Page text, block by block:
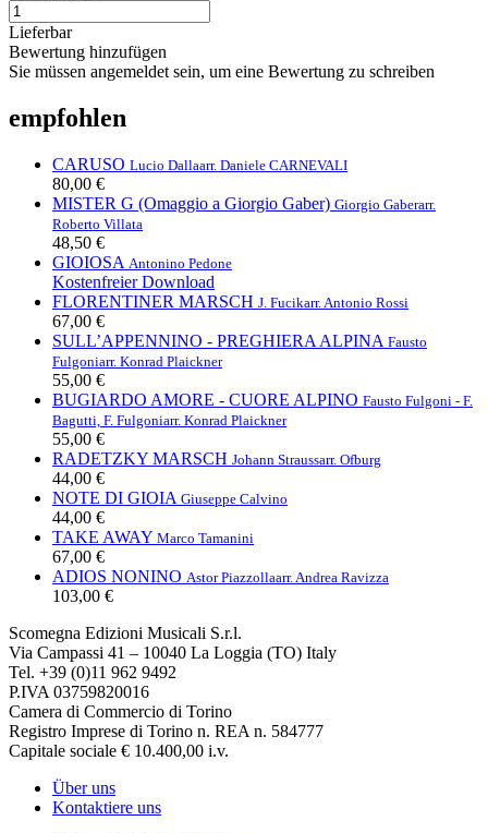
Lieferbar
Bewertung hinzufügen
Sie müssen angemeldet sein, um eine Bewertung zu schreiben
empfohlen
CARUSO Lucio Dallaarr. Daniele CARNEVALI
80,00 €
MISTER G (Omaggio a Giorgio Gaber) Giorgio Gaberarr.
Roberto Villata
48,50 €
GIOIOSA Antonino Pedone
Kostenfreier Download
FLORENTINER MARSCH J. Fucikarr. Antonio Rossi
67,00 €
SULL’APPENNINO - PREGHIERA ALPINA Fausto
Fulgoniarr. Konrad Plaickner
55,00 €
BUGIARDO AMORE - CUORE ALPINO Fausto Fulgoni - F.
Bagutti, F. Fulgoniarr. Konrad Plaickner
55,00 €
RADETZKY MARSCH Johann Straussarr. Ofburg
44,00 €
NOTE DI GIOIA Giuseppe Calvino
44,00 €
TAKE AWAY Marco Tamanini
67,00 €
ADIOS NONINO Astor Piazzollaarr. Andrea Ravizza
103,00 €
Scomegna Edizioni Musicali S.r.l.
Via Campassi 41 – 10040 La Loggia (TO) Italy
Tel. +39 (0)11 962 9492
P.IVA 03759820016
Camera di Commercio di Torino
Registro Imprese di Torino n. REA n. 584777
Capitale sociale € 10.400,00 i.v.
Über uns
Kontaktiere uns